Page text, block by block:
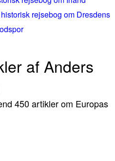
rejsebog om Dresdens
af Anders
450 artikler om Europas